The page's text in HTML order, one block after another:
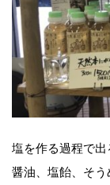
塩を作る過程で出
醤油、塩飴、そ